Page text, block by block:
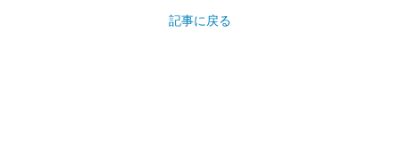
記事に戻る